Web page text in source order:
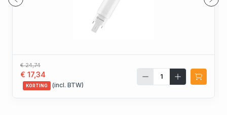
€ 24,74
€ 17,34
KORTING (incl. BTW)